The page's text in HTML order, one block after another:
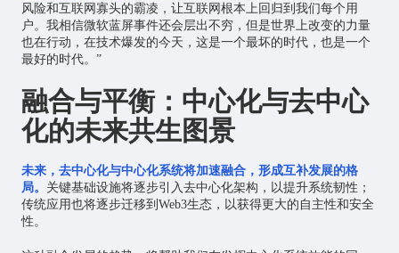
风险和互联网寡头的霸凌，让互联网根本上回归到我们每个用
户。我相信微软蓝屏事件还会层出不穷，但是世界上改变的力量
也在行动，在技术爆发的今天，这是一个最坏的时代，也是一个
最好的时代。”
融合与平衡：中心化与去中心
化的未来共生图景
未来，去中心化与中心化系统将加速融合，形成互补发展的格
局。 关键基础设施将逐步引入去中心化架构，以提升系统韧性；
传统应用也将逐步迁移到Web3生态，以获得更大的自主性和安全
性。